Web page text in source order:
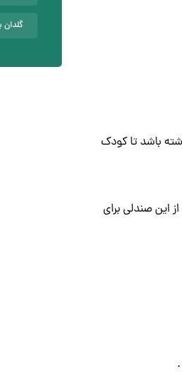
باشد تا کودک
این صندلی برای
گلدان